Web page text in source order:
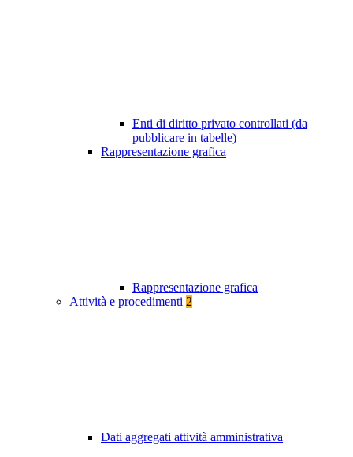
Enti di diritto privato controllati (da
pubblicare in tabelle)
Rappresentazione grafica
Rappresentazione grafica
Attività e procedimenti 2
Dati aggregati attività amministrativa